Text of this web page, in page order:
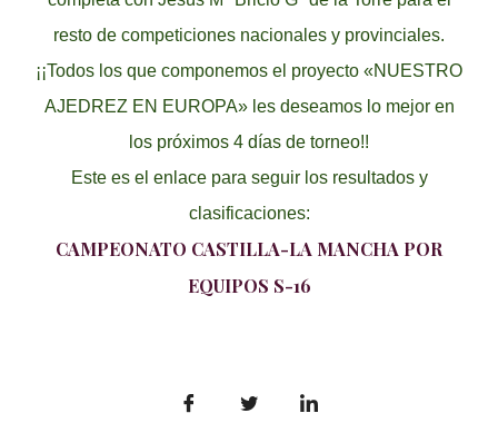
resto de competiciones nacionales y provinciales.
¡¡Todos los que componemos el proyecto «NUESTRO
AJEDREZ EN EUROPA» les deseamos lo mejor en
los próximos 4 días de torneo!!
Este es el enlace para seguir los resultados y
clasificaciones:
CAMPEONATO CASTILLA-LA MANCHA POR
EQUIPOS S-16